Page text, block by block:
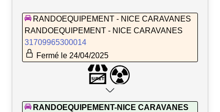
RANDOEQUIPEMENT - NICE CARAVANES
RANDOEQUIPEMENT - NICE CARAVANES
31709965300014
Fermé le 24/04/2025
RANDOEQUIPEMENT-NICE CARAVANES